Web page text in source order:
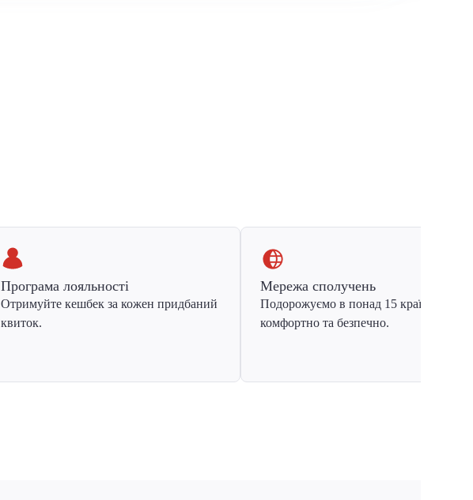
Програма лояльності
Отримуйте кешбек за кожен придбаний
квиток.
Мережа сполучень
Подорожуємо в понад 15 країн Європи
комфортно та безпечно.